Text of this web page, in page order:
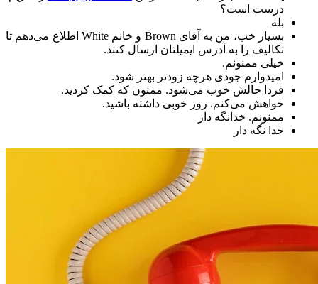
درست است؟
بله
بسیار خب، من به آقای Brown و خانم White اطلاع می‌دهم تا
تکالیف را به آدرس ایمیلتان ارسال کنند.
خیلی ممنونم.
امیدوارم جودی هرچه زودتر بهتر شود.
فردا حالش خوب می‌شود. ممنون که کمک کردید.
خواهش می‌کنم. روز خوبی داشته باشید.
ممنونم. خدانگه دار
خدا نگه دار